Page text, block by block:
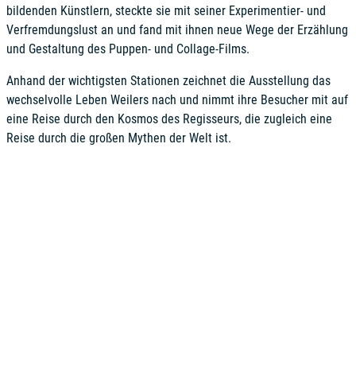
bildenden Künstlern, steckte sie mit seiner Experimentier- und
Verfremdungslust an und fand mit ihnen neue Wege der Erzählung
und Gestaltung des Puppen- und Collage-Films.
Anhand der wichtigsten Stationen zeichnet die Ausstellung das
wechselvolle Leben Weilers nach und nimmt ihre Besucher mit auf
eine Reise durch den Kosmos des Regisseurs, die zugleich eine
Reise durch die großen Mythen der Welt ist.